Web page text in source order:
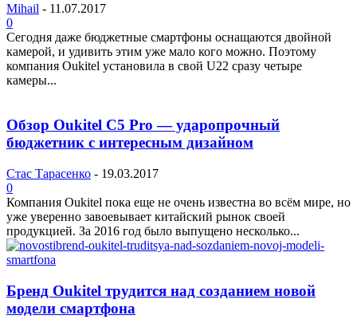
Mihail - 11.07.2017
0
Сегодня даже бюджетные смартфоны оснащаются двойной
камерой, и удивить этим уже мало кого можно. Поэтому
компания Oukitel установила в свой U22 сразу четыре
камеры...
Обзор Oukitel C5 Pro — ударопрочный
бюджетник с интересным дизайном
Стас Тарасенко - 19.03.2017
0
Компания Oukitel пока еще не очень известна во всём мире, но
уже уверенно завоевывает китайский рынок своей
продукцией. За 2016 год было выпущено несколько...
Бренд Oukitel трудится над созданием новой
модели смартфона